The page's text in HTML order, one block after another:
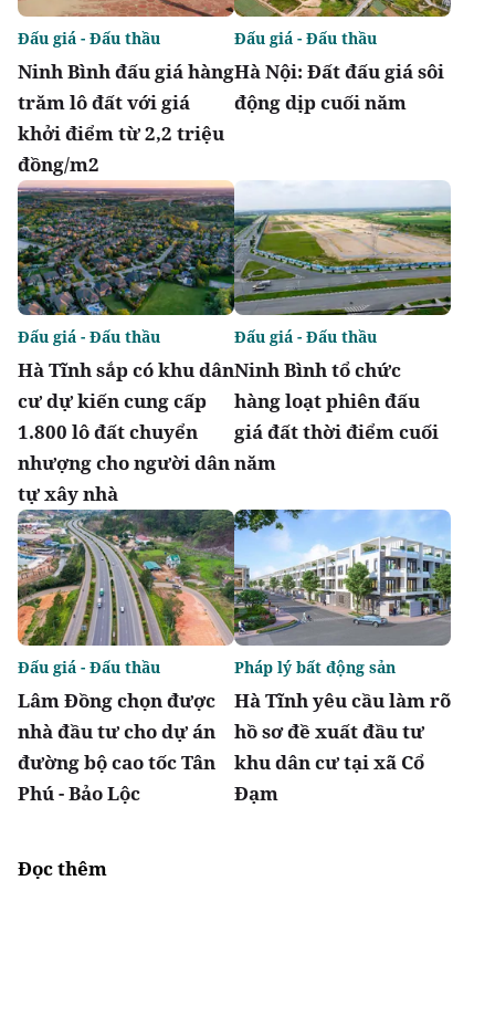
Ninh Bình đấu giá hàng
trăm lô đất với giá
khởi điểm từ 2,2 triệu
đồng/m2
Đấu giá - Đấu thầu
Hà Nội: Đất đấu giá sôi
động dịp cuối năm
Đấu giá - Đấu thầu
Hà Tĩnh sắp có khu dân
cư dự kiến cung cấp
1.800 lô đất chuyển
nhượng cho người dân
tự xây nhà
Đấu giá - Đấu thầu
Ninh Bình tổ chức
hàng loạt phiên đấu
giá đất thời điểm cuối
năm
Đấu giá - Đấu thầu
Lâm Đồng chọn được
nhà đầu tư cho dự án
đường bộ cao tốc Tân
Phú - Bảo Lộc
Đấu giá - Đấu thầu
Hà Tĩnh yêu cầu làm rõ
hồ sơ đề xuất đầu tư
khu dân cư tại xã Cổ
Đạm
Pháp lý bất động sản
Đọc thêm